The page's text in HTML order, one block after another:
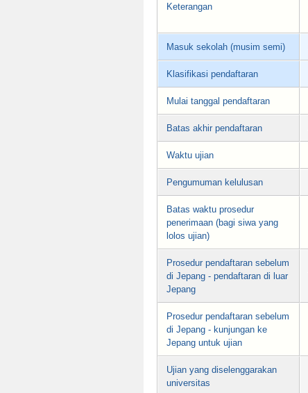
Keterangan
Masuk sekolah (musim semi)
Klasifikasi pendaftaran
Mulai tanggal pendaftaran
Batas akhir pendaftaran
Waktu ujian
Pengumuman kelulusan
Batas waktu prosedur
penerimaan (bagi siwa yang
lolos ujian)
Prosedur pendaftaran sebelum
di Jepang - pendaftaran di luar
Jepang
Prosedur pendaftaran sebelum
di Jepang - kunjungan ke
Jepang untuk ujian
Ujian yang diselenggarakan
universitas